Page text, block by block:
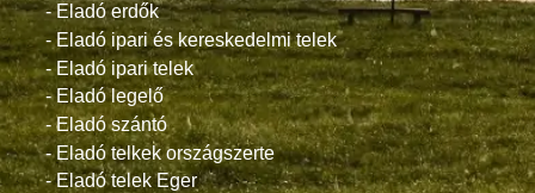
- Eladó erdők
- Eladó ipari és kereskedelmi telek
- Eladó ipari telek
- Eladó legelő
- Eladó szántó
- Eladó telkek országszerte
- Eladó telek Eger